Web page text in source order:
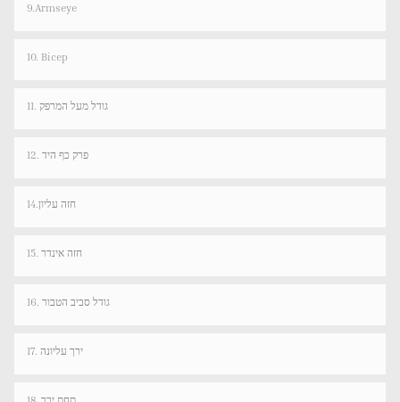
9.Armseye
10. Bicep
11. גודל מעל המרפק
12. פרק כף היד
14.חזה עליון
15. חזה אינדר
16. גודל סביב הטבור
17. ירך עליונה